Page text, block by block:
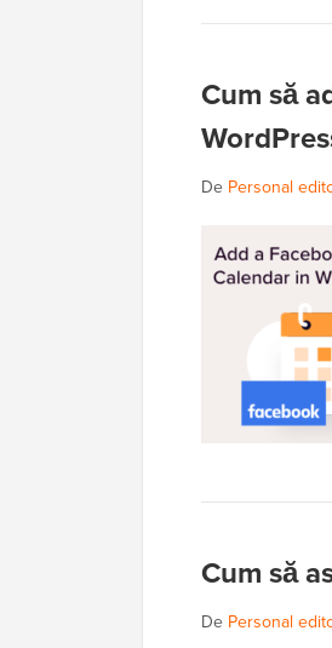
Cum să
De Personal
Cum să
De Personal